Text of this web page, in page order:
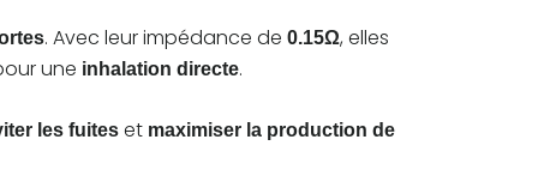
. Avec leur impédance de 0.15Ω, elles
une inhalation directe.
les fuites et maximiser la production de